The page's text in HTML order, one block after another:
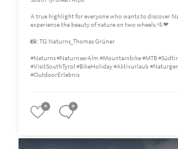
A true highlight for everyone who wants to discover
experience the beauty of nature on two wheels.🚵❤
📸: TG Naturns_Thomas Grüner
#Naturns #NaturnserAlm #Mountainbike #MTB
#VisitSouthTyrol #BikeHoliday #Aktivurlaub
#OutdoorErlebnis
0 0